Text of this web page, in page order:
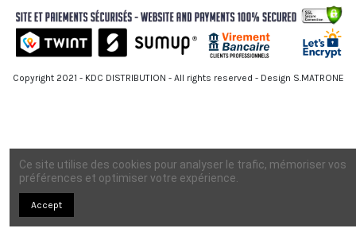
Copyright 2021 - KDC DISTRIBUTION - All rights reserved - Design S.MATRONE
Ce site utilise des cookies pour analyser le trafic, mémoriser vos
préférences et optimiser votre expérience.
Accept